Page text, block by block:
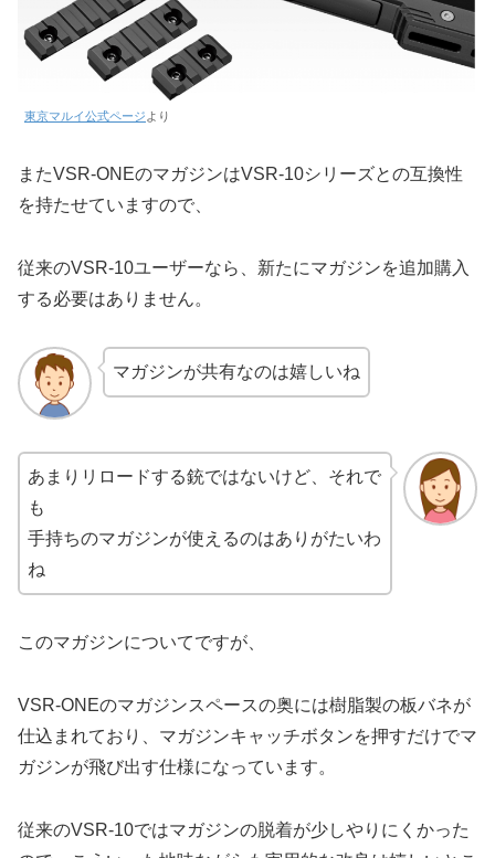
東京マルイ公式ページより
またVSR-ONEのマガジンはVSR-10シリーズとの互換性
を持たせていますので、
従来のVSR-10ユーザーなら、新たにマガジンを追加購入
する必要はありません。
マガジンが共有なのは嬉しいね
あまりリロードする銃ではないけど、それで
も
手持ちのマガジンが使えるのはありがたいわ
ね
このマガジンについてですが、
VSR-ONEのマガジンスペースの奥には樹脂製の板バネが
仕込まれており、マガジンキャッチボタンを押すだけでマ
ガジンが飛び出す仕様になっています。
従来のVSR-10ではマガジンの脱着が少しやりにくかった